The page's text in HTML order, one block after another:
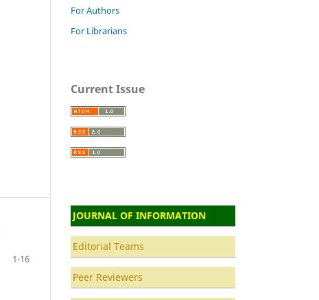
1-16
For Authors
For Librarians
Current Issue
JOURNAL OF INFORMATION
Editorial Teams
Peer Reviewers